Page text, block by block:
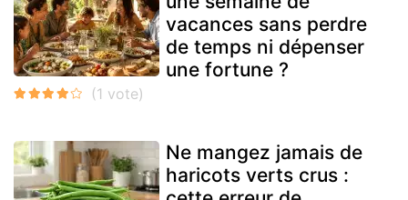
vacances sans perdre
de temps ni dépenser
une fortune ?
Ne mangez jamais de
haricots verts crus :